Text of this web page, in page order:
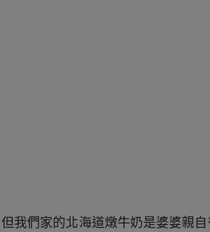
我們家的北海道燉牛奶是婆婆親